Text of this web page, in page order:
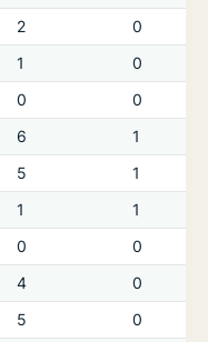
2
0
1
0
0
0
6
1
5
1
1
1
0
0
4
0
5
0